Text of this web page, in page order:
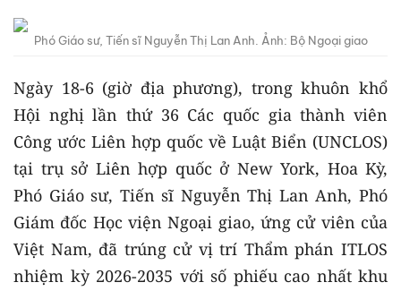
Phó Giáo sư, Tiến sĩ Nguyễn Thị Lan Anh. Ảnh: Bộ Ngoại giao
Ngày 18-6 (giờ địa phương), trong khuôn khổ
Hội nghị lần thứ 36 Các quốc gia thành viên
Công ước Liên hợp quốc về Luật Biển (UNCLOS)
tại trụ sở Liên hợp quốc ở New York, Hoa Kỳ,
Phó Giáo sư, Tiến sĩ Nguyễn Thị Lan Anh, Phó
Giám đốc Học viện Ngoại giao, ứng cử viên của
Việt Nam, đã trúng cử vị trí Thẩm phán ITLOS
nhiệm kỳ 2026-2035 với số phiếu cao nhất khu